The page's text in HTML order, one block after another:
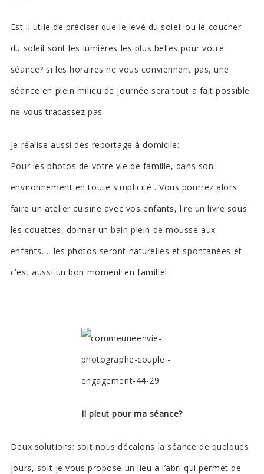
Est il utile de préciser que le levé du soleil ou le coucher
du soleil sont les lumières les plus belles pour votre
séance? si les horaires ne vous conviennent pas, une
séance en plein milieu de journée sera tout a fait possible
ne vous tracassez pas
Je réalise aussi des reportage à domicile:
Pour les photos de votre vie de famille, dans son
environnement en toute simplicité . Vous pourrez alors
faire un atelier cuisine avec vos enfants, lire un livre sous
les couettes, donner un bain plein de mousse aux
enfants…. les photos seront naturelles et spontanées et
c’est aussi un bon moment en famille!
Il pleut pour ma séance?
Deux solutions: soit nous décalons la séance de quelques
jours, soit je vous propose un lieu a l’abri qui permet de